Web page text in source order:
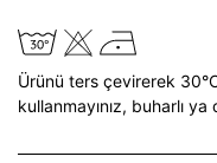
Ürünü ters çevirerek 30°C
kullanmayınız, buharlı ya